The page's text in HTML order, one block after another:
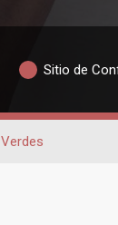
Sitio de
Verdes